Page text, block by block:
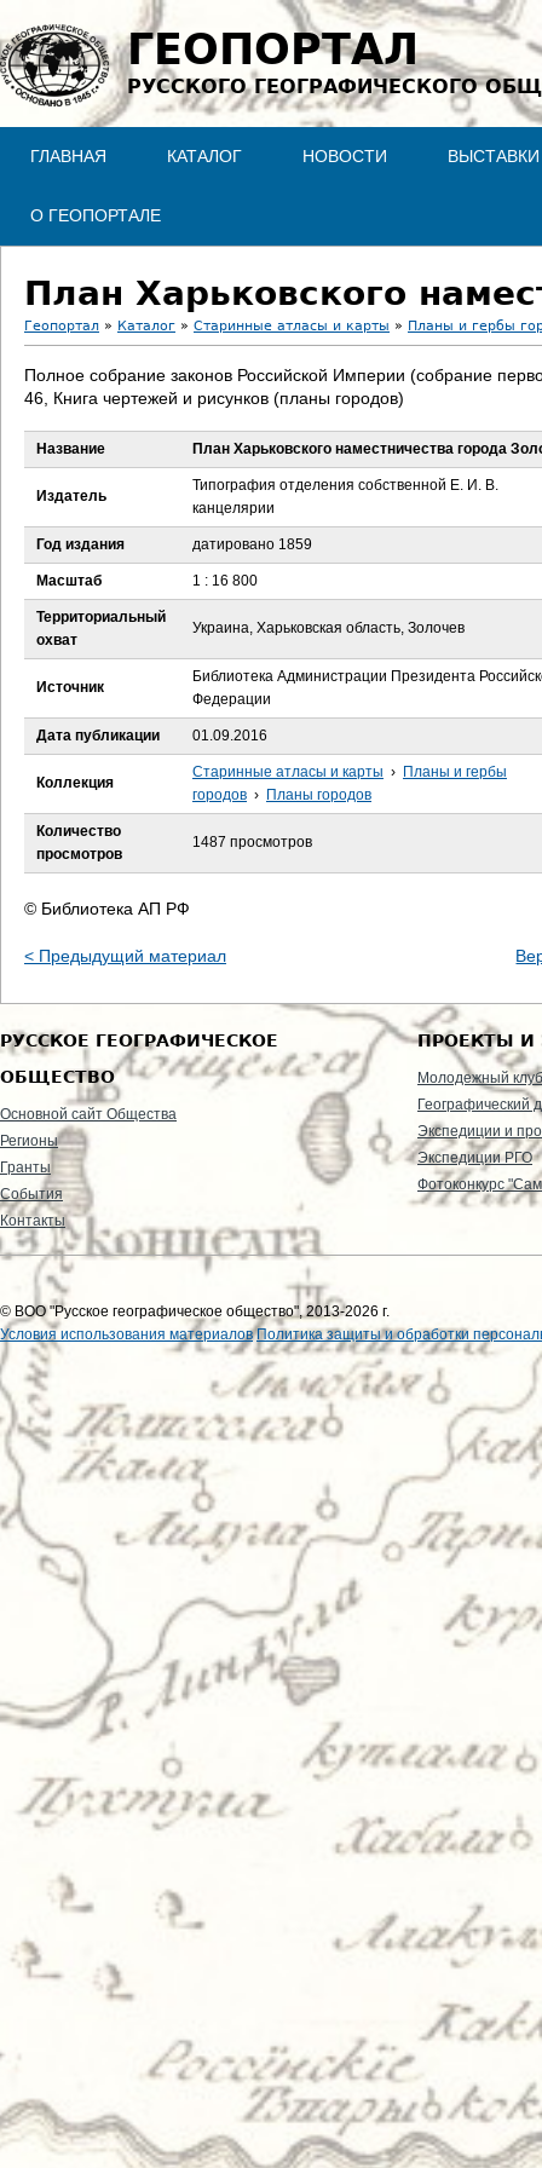
Jump to navigation
ГЕОПОРТАЛ
РУССКОГО ГЕОГРАФИЧЕСКОГО
ГЛАВНАЯ КАТАЛОГ НОВОСТИ ВЫСТАВКИ
О ГЕОПОРТАЛЕ
План Харьковского
В
ы
д
е
с
ь
Геопортал » Каталог » Старинные атласы и карты » Планы и гербы
Полное собрание законов Российской Империи (собрание
46, Книга чертежей и рисунков (планы городов)
Название План Харьковского наместничества города
Издатель
Типография отделения собственной Е. И. В.
канцелярии
Год издания датировано 1859
Масштаб 1 : 16 800
Территориальный
охват
Украина, Харьковская область, Золочев
Источник
Библиотека Администрации Президента
Федерации
Дата публикации 01.09.2016
Коллекция
Старинные атласы и карты › Планы и гербы
городов › Планы городов
Количество
просмотров
1487 просмотров
© Библиотека АП РФ
< Предыдущий материал
РУССКОЕ ГЕОГРАФИЧЕСКОЕ
ОБЩЕСТВО
Основной сайт Общества
Регионы
Гранты
События
Контакты
ПРОЕКТЫ И
Молодежный клуб
Географический
Экспедиции и
Экспедиции РГО
Фотоконкурс
© ВОО "Русское географическое общество", 2013-2026 г.
Условия использования материалов Политика защиты и обработки